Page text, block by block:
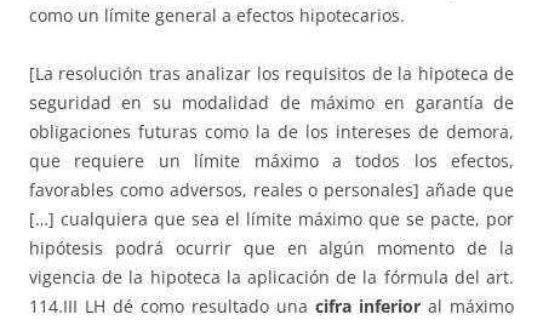
como un límite general a efectos hipotecarios.
[La resolución tras analizar los requisitos de la hipoteca de
seguridad en su modalidad de máximo en garantía de
obligaciones futuras como la de los intereses de demora,
que requiere un límite máximo a todos los efectos,
favorables como adversos, reales o personales] añade que
[…] cualquiera que sea el límite máximo que se pacte, por
hipótesis podrá ocurrir que en algún momento de la
vigencia de la hipoteca la aplicación de la fórmula del art.
114.III LH dé como resultado una cifra inferior al máximo